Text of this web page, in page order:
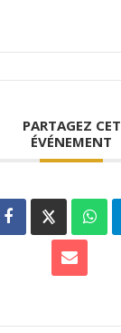
PARTAGEZ CET
ÉVÉNEMENT